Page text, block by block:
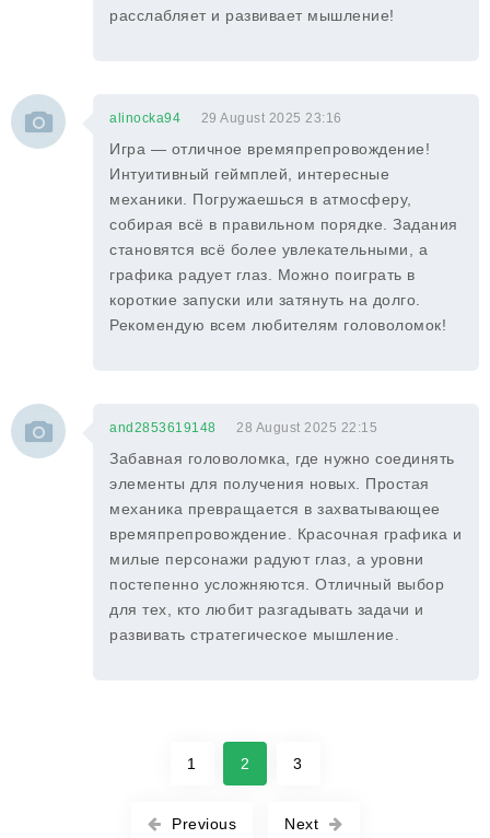
расслабляет и развивает мышление!
alinocka94 29 August 2025 23:16
Игра — отличное времяпрепровождение!
Интуитивный геймплей, интересные
механики. Погружаешься в атмосферу,
собирая всё в правильном порядке. Задания
становятся всё более увлекательными, а
графика радует глаз. Можно поиграть в
короткие запуски или затянуть на долго.
Рекомендую всем любителям головоломок!
and2853619148 28 August 2025 22:15
Забавная головоломка, где нужно соединять
элементы для получения новых. Простая
механика превращается в захватывающее
времяпрепровождение. Красочная графика и
милые персонажи радуют глаз, а уровни
постепенно усложняются. Отличный выбор
для тех, кто любит разгадывать задачи и
развивать стратегическое мышление.
Previous
1 2 3
Next